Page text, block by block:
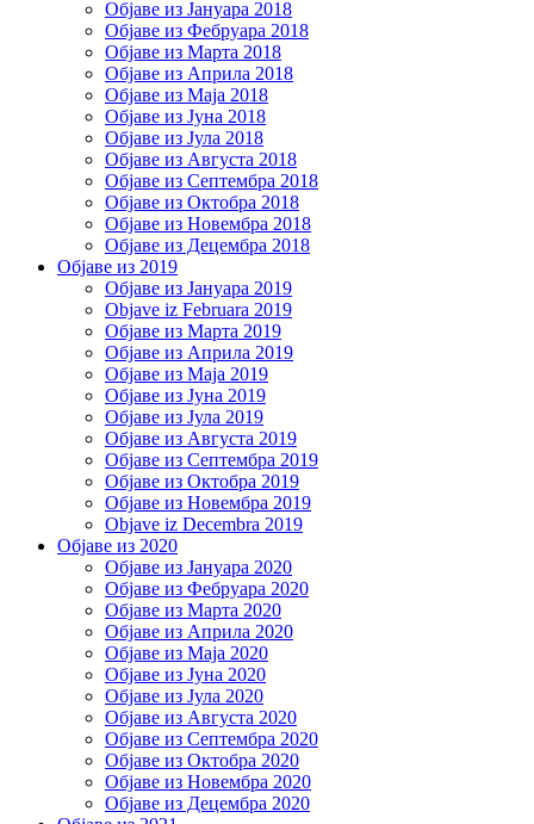
Објаве из Јануара 2018
Објаве из Фебруара 2018
Објаве из Марта 2018
Објаве из Априла 2018
Објаве из Маја 2018
Објаве из Јуна 2018
Објаве из Јула 2018
Објаве из Августа 2018
Објаве из Септембра 2018
Објаве из Октобра 2018
Објаве из Новембра 2018
Објаве из Децембра 2018
Објаве из 2019
Објаве из Јануара 2019
Objave iz Februara 2019
Објаве из Марта 2019
Објаве из Априла 2019
Објаве из Маја 2019
Објаве из Јуна 2019
Објаве из Јула 2019
Објаве из Августа 2019
Објаве из Септембра 2019
Објаве из Октобра 2019
Објаве из Новембра 2019
Objave iz Decembra 2019
Објаве из 2020
Објаве из Јануара 2020
Објаве из Фебруара 2020
Објаве из Марта 2020
Објаве из Априла 2020
Објаве из Маја 2020
Објаве из Јуна 2020
Објаве из Јула 2020
Објаве из Августа 2020
Објаве из Септембра 2020
Објаве из Октобра 2020
Објаве из Новембра 2020
Објаве из Децембра 2020